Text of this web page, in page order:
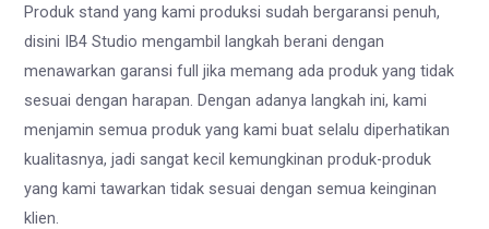
Produk stand yang kami produksi sudah bergaransi penuh,
disini IB4 Studio mengambil langkah berani dengan
menawarkan garansi full jika memang ada produk yang tidak
sesuai dengan harapan. Dengan adanya langkah ini, kami
menjamin semua produk yang kami buat selalu diperhatikan
kualitasnya, jadi sangat kecil kemungkinan produk-produk
yang kami tawarkan tidak sesuai dengan semua keinginan
klien.